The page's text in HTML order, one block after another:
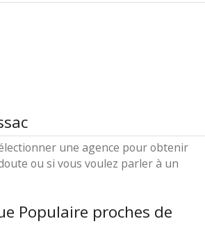
une agence pour obtenir
ou si vous voulez parler à un
Populaire proches de